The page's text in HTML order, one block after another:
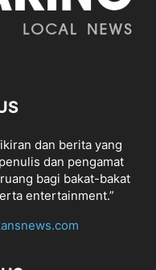
dan berita yang
dan pengamat
bagi bakat-bakat
entertainment.”